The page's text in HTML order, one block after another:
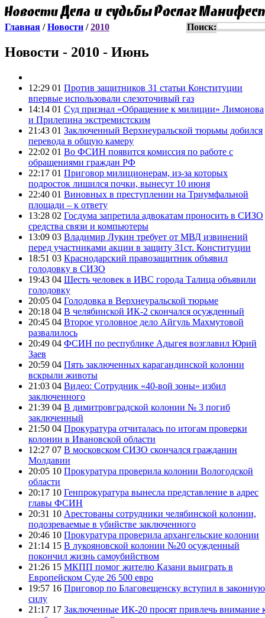
Главная /Новости /2010 Поиск:
Новости - 2010 - Июнь
12:29 01 Против защитников 31 статьи Конституции
впервые использовали слезоточивый газ
14:14 01 Суд признал «Обращение к милиции» Лимонова
и Прилепина экстремистским
21:43 01 Заключенный Верхнеуральской тюрьмы добился
перевода в общую камеру
22:02 01 Во ФСИН появится комиссия по работе с
обращениями граждан РФ
22:17 01 Приговор милиционерам, из-за которых
подросток лишился почки, вынесут 10 июня
22:40 01 Виновных в преступлении на Триумфальной
площади – к ответу
13:28 02 Госдума запретила адвокатам проносить в СИЗО
средства связи и компьютеры
13:09 03 Владимир Лукин требует от МВД извинений
перед участниками акции в защиту 31ст. Конституции
18:51 03 Краснодарский правозащитник объявил
голодовку в СИЗО
19:43 04 Шесть человек в ИВС города Талица объявили
голодовку
20:05 04 Голодовка в Верхнеуральской тюрьме
20:18 04 В челябинской ИК-2 скончался осужденный
20:45 04 Второе уголовное дело Айгуль Махмутовой
развалилось
20:49 04 ФСИН по республике Адыгея возглавил Юрий
Заев
20:59 04 Пять заключенных карагандинской колонии
вскрыли животы
21:03 04 Видео: Сотрудник «40-вой зоны» избил
заключенного
21:39 04 В димитровградской колонии № 3 погиб
заключенный
21:50 04 Прокуратура отчиталась по итогам проверки
колонии в Ивановской области
12:27 07 В московском СИЗО скончался гражданин
Молдавии
20:05 10 Прокуратура проверила колонии Вологодской
области
20:17 10 Генпрокуратура вынесла представление в адрес
главы ФСИН
20:31 10 Арестованы сотрудники челябинской колонии,
подозреваемые в убийстве заключенного
20:46 10 Прокуратура проверила архангельские колонии
21:14 15 В лукояновской колонии №20 осужденный
покончил жизнь самоубийством
21:26 15 МКПП помог жителю Казани выиграть в
Европейском Суде 26 500 евро
19:57 16 Приговор по Благовещенску вступил в законную
силу
21:17 17 Заключенные ИК-20 просят привлечь внимание